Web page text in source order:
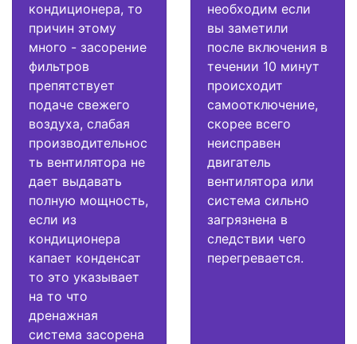
кондиционера, то
причин этому
много - засорение
фильтров
препятствует
подаче свежего
воздуха, слабая
производительнос
ть вентилятора не
дает выдавать
полную мощность,
если из
кондиционера
капает конденсат
то это указывает
на то что
дренажная
система засорена
необходим если
вы заметили
после включения в
течении 10 минут
происходит
самоотключение,
скорее всего
неисправен
двигатель
вентилятора или
система сильно
загрязнена в
следствии чего
перегревается.